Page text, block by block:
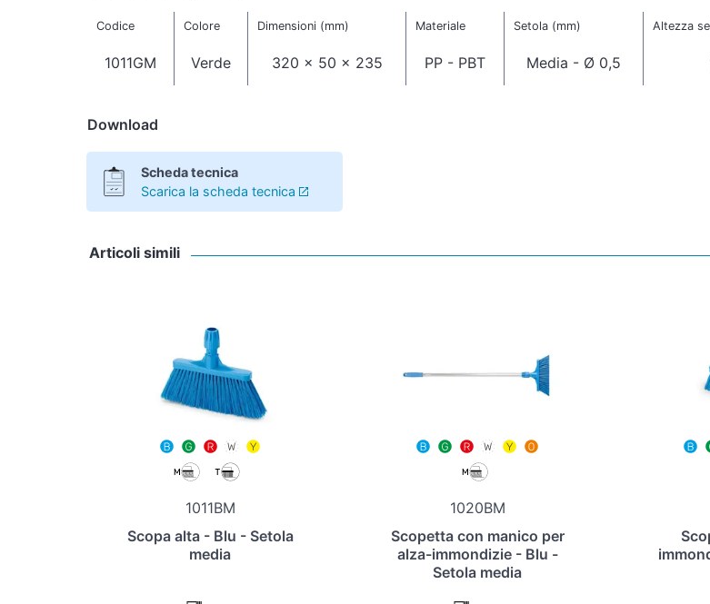
Codice Colore Dimensioni (mm) Materiale Setola (mm) Altezza
1011GM Verde 320 x 50 x 235 PP - PBT Media - Ø 0,5
Download
Scheda tecnica
Scarica la scheda tecnica
Articoli simili
1011BM
Scopa alta - Blu - Setola
media
1020BM
Scopetta con manico per
alza-immondizie - Blu -
Setola media